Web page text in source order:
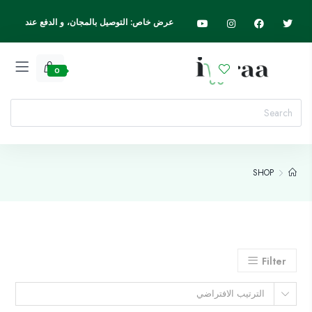
عرض خاص: التوصيل بالمجان، و الدفع عند
الاستلام، اسرع واطلب الآن
0
SHOP
Filter
الترتيب الافتراضي